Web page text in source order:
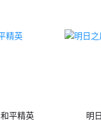
和平精英 明